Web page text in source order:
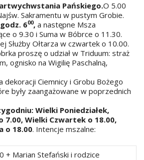
Pańskiego.O 5.00
Sakramentu w pustym Grobie.
600, a następne Msza
o 9.30 i Suma w Bóbrce o 11.30.
Służby Ołtarza w czwartek o 10.00.
proszę o udział w Triduum: straż
ognisko na Wigilię Paschalną,
dekoracji Ciemnicy i Grobu Bożego
były zaangażowane w poprzednich
Wielki Poniedziałek,
7.00, Wielki Czwartek o 18.00,
o 18.00. Intencje mszalne:
+ Marian Stefański i rodzice